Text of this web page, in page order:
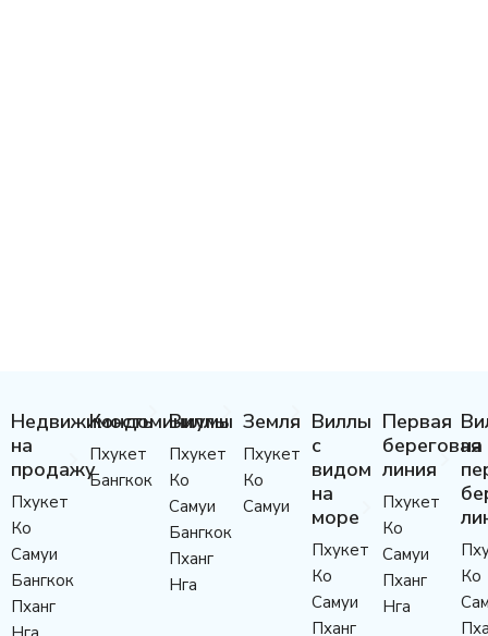
Недвижимость
на
продажу
Пхукет
Ко
Самуи
Бангкок
Пханг
Кондоминиумы
Пхукет
Бангкок
Виллы
Пхукет
Ко
Самуи
Бангкок
Пханг
Нга
Земля
Пхукет
Ко
Самуи
Виллы
с
видом
на
море
Пхукет
Ко
Самуи
Пханг
Первая
береговая
линия
Пхукет
Ко
Самуи
Пханг
Нга
на
Ко